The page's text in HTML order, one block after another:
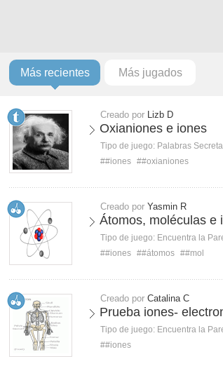
Más recientes Más jugados
Creado por Lizb D
Oxianiones e iones
Tipo de juego: Palabras
##iones ##oxianiones
Creado por Yasmin R
Átomos, moléculas e
Tipo de juego: Encuentra la
##iones ##átomos ##mol
Creado por Catalina C
Prueba iones-
Tipo de juego: Encuentra la
##iones